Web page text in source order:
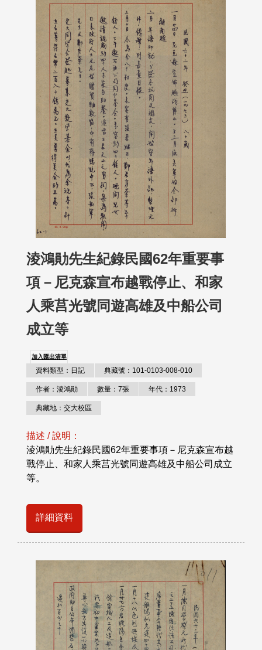
淩鴻勛先生紀錄民國62年重要事
項－尼克森宣布越戰停止、和家
人乘莒光號同遊高雄及中船公司
成立等
加入匯出清單
資料類型：日記 典藏號：101-0103-008-010
作者：淩鴻勛 數量：7張 年代：1973
典藏地：交大校區
描述 / 說明：
淩鴻勛先生紀錄民國62年重要事項－尼克森宣布越
戰停止、和家人乘莒光號同遊高雄及中船公司成立
等。
詳細資料